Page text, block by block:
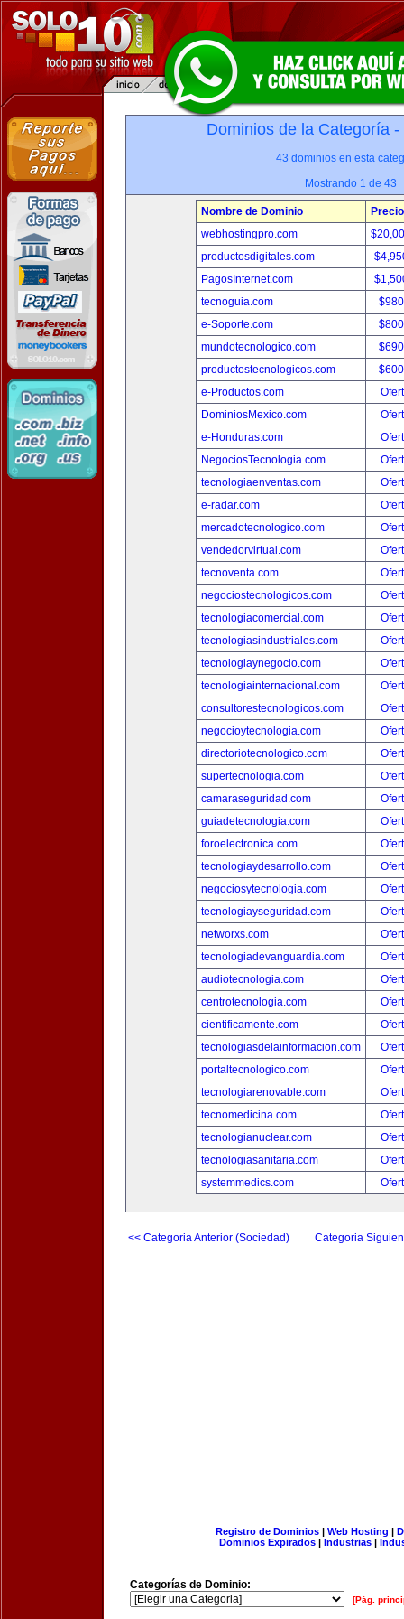
Dominios de la Categoría -
43 dominios en esta
Mostrando 1 de 43
Nombre de Dominio
Precio
webhostingpro.com
productosdigitales.com
PagosInternet.com
tecnoguia.com
e-Soporte.com
mundotecnologico.com
productostecnologicos.com
e-Productos.com
DominiosMexico.com
e-Honduras.com
NegociosTecnologia.com
tecnologiaenventas.com
e-radar.com
mercadotecnologico.com
vendedorvirtual.com
tecnoventa.com
negociostecnologicos.com
tecnologiacomercial.com
tecnologiasindustriales.com
tecnologiaynegocio.com
tecnologiainternacional.com
consultorestecnologicos.com
negocioytecnologia.com
directoriotecnologico.com
supertecnologia.com
camaraseguridad.com
guiadetecnologia.com
foroelectronica.com
tecnologiaydesarrollo.com
negociosytecnologia.com
tecnologiayseguridad.com
networxs.com
tecnologiadevanguardia.com
audiotecnologia.com
centrotecnologia.com
cientificamente.com
tecnologiasdelainformacion.com
portaltecnologico.com
tecnologiarenovable.com
tecnomedicina.com
tecnologianuclear.com
tecnologiasanitaria.com
systemmedics.com
<< Categoria Anterior (Sociedad) Categoria
Registro de Dominios| Web Hosting |
Dominios Expirados | Industrias |
Categorías de Dominio:
[Pág.